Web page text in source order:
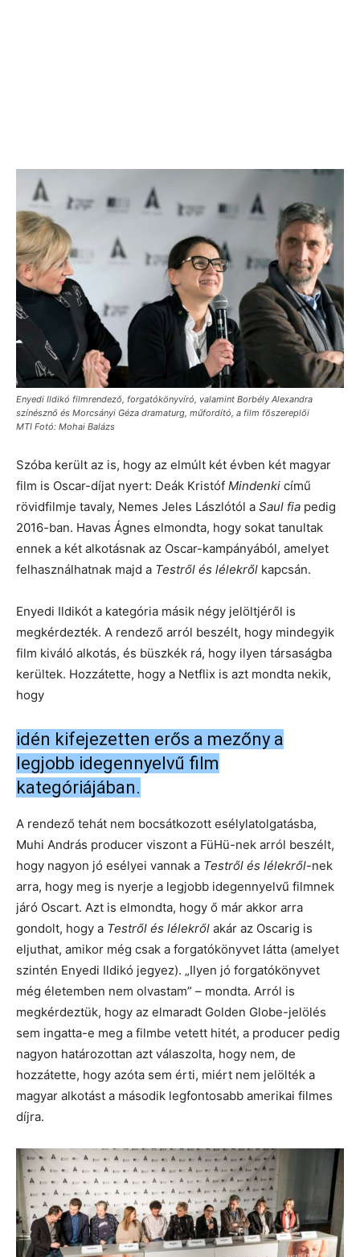
Enyedi Ildikó filmrendező, forgatókönyvíró, valamint Borbély Alexandra
színésznő és Morcsányi Géza dramaturg, műfordító, a film fõszereplői
MTI Fotó: Mohai Balázs
Szóba került az is, hogy az elmúlt két évben két magyar
film is Oscar-díjat nyert: Deák Kristóf Mindenki című
rövidfilmje tavaly, Nemes Jeles Lászlótól a Saul fia pedig
2016-ban. Havas Ágnes elmondta, hogy sokat tanultak
ennek a két alkotásnak az Oscar-kampányából, amelyet
felhasználhatnak majd a Testről és lélekről kapcsán.
Enyedi Ildikót a kategória másik négy jelöltjéről is
megkérdezték. A rendező arról beszélt, hogy mindegyik
film kiváló alkotás, és büszkék rá, hogy ilyen társaságba
kerültek. Hozzátette, hogy a Netflix is azt mondta nekik,
hogy
idén kifejezetten erős a mezőny a
legjobb idegennyelvű film
kategóriájában.
A rendező tehát nem bocsátkozott esélylatolgatásba,
Muhi András producer viszont a FüHü-nek arról beszélt,
hogy nagyon jó esélyei vannak a Testről és lélekről-nek
arra, hogy meg is nyerje a legjobb idegennyelvű filmnek
járó Oscart. Azt is elmondta, hogy ő már akkor arra
gondolt, hogy a Testről és lélekről akár az Oscarig is
eljuthat, amikor még csak a forgatókönyvet látta (amelyet
szintén Enyedi Ildikó jegyez). „Ilyen jó forgatókönyvet
még életemben nem olvastam” – mondta. Arról is
megkérdeztük, hogy az elmaradt Golden Globe-jelölés
sem ingatta-e meg a filmbe vetett hitét, a producer pedig
nagyon határozottan azt válaszolta, hogy nem, de
hozzátette, hogy azóta sem érti, miért nem jelölték a
magyar alkotást a második legfontosabb amerikai filmes
díjra.